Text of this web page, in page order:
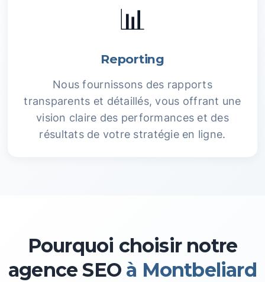
📊
Reporting
Nous fournissons des rapports
transparents et détaillés, vous offrant une
vision claire des performances et des
résultats de votre stratégie en ligne.
Pourquoi choisir notre
agence SEO à Montbeliard